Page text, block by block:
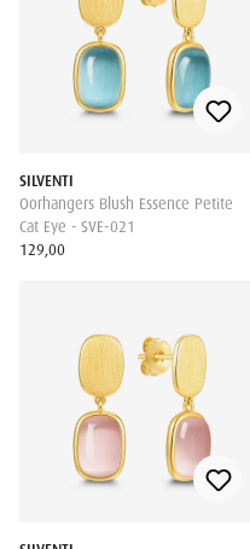
SILVENTI
Oorhangers Blush Essence Petite
Cat Eye - SVE-021
129,00